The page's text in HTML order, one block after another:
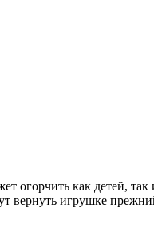
огорчить как детей, так
вернуть игрушке